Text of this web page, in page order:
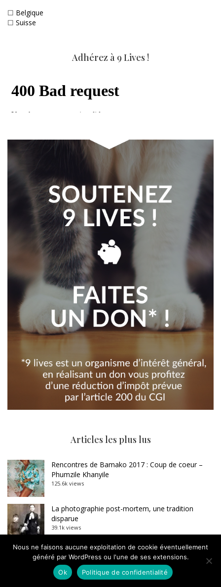
☐ Belgique
☐ Suisse
Adhérez à 9 Lives !
Articles les plus lus
Rencontres de Bamako 2017 : Coup de coeur –
Phumzile Khanyile
125.6k views
La photographie post-mortem, une tradition
disparue
39.1k views
Carte blanche à Dominique Baqué : Sebastião
Salgado, l’imposture
33.4k views
Nous ne faisons aucune exploitation de cookie éventuellement
généré par WordPress ou l'une de ses extensions.
Ok
Politique de confidentialité